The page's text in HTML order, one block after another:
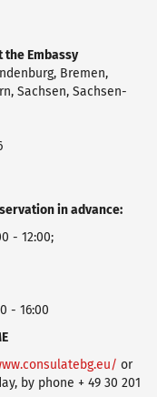
Embassy
Bremen,
Sachsen, Sachsen-
in advance:
- 12:00;
- 16:00
or
by phone + 49 30 201